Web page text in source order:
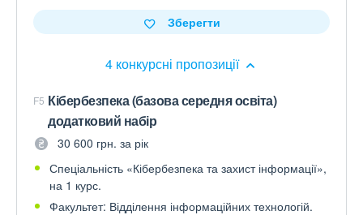
4 конкурсні пропозиції
Зберегти
F5 Кібербезпека (базова середня освіта)
додатковий набір
30 600 грн. за рік
Спеціальність «Кібербезпека та захист інформації»,
на 1 курс.
Факультет: Відділення інформаційних технологій.